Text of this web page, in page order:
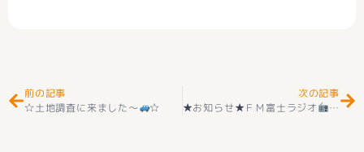
前の記事
☆土地調査に来ました～
☆
次の記事
★お知らせ★ＦＭ富士ラジオ